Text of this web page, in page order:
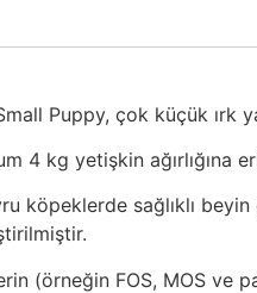
Puppy, çok küçük
4 kg yetişkin ağırlığına
köpeklerde sağlıklı
(örneğin FOS, MOS ve